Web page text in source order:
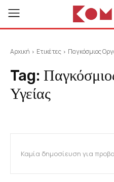
Αρχική Ετικέτες Παγκόσμιος
Tag:
Υγείας
Καμία δημοσίευση για